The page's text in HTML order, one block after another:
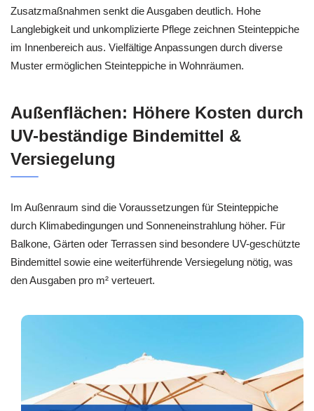
Zusatzmaßnahmen senkt die Ausgaben deutlich. Hohe
Langlebigkeit und unkomplizierte Pflege zeichnen Steinteppiche
im Innenbereich aus. Vielfältige Anpassungen durch diverse
Muster ermöglichen Steinteppiche in Wohnräumen.
Außenflächen: Höhere Kosten durch
UV-beständige Bindemittel &
Versiegelung
Im Außenraum sind die Voraussetzungen für Steinteppiche
durch Klimabedingungen und Sonneneinstrahlung höher. Für
Balkone, Gärten oder Terrassen sind besondere UV-geschützte
Bindemittel sowie eine weiterführende Versiegelung nötig, was
den Ausgaben pro m² verteuert.